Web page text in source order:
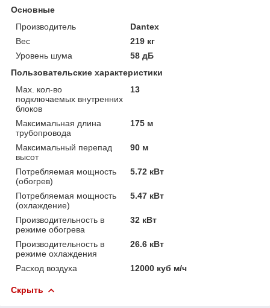
Основные
Производитель
Dantex
Вес
219 кг
Уровень шума
58 дБ
Пользовательские характеристики
Max. кол-во
подключаемых внутренних
блоков
13
Максимальная длина
трубопровода
175 м
Максимальный перепад
высот
90 м
Потребляемая мощность
(обогрев)
5.72 кВт
Потребляемая мощность
(охлаждение)
5.47 кВт
Производительность в
режиме обогрева
32 кВт
Производительность в
режиме охлаждения
26.6 кВт
Расход воздуха 12000 куб м/ч
Скрыть